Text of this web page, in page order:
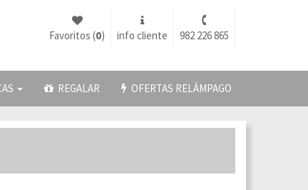
982 226 865
info cliente
Favoritos (0)
REGALAR OFERTAS RELÁMPAGO